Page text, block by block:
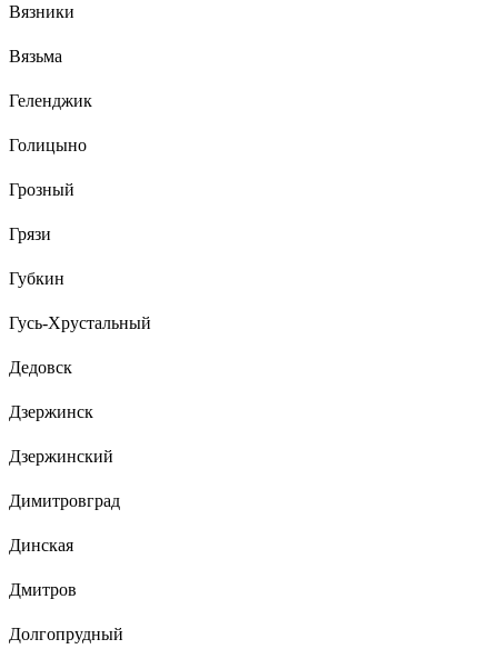
Вязники
Вязьма
Геленджик
Голицыно
Грозный
Грязи
Губкин
Гусь-Хрустальный
Дедовск
Дзержинск
Дзержинский
Димитровград
Динская
Дмитров
Долгопрудный